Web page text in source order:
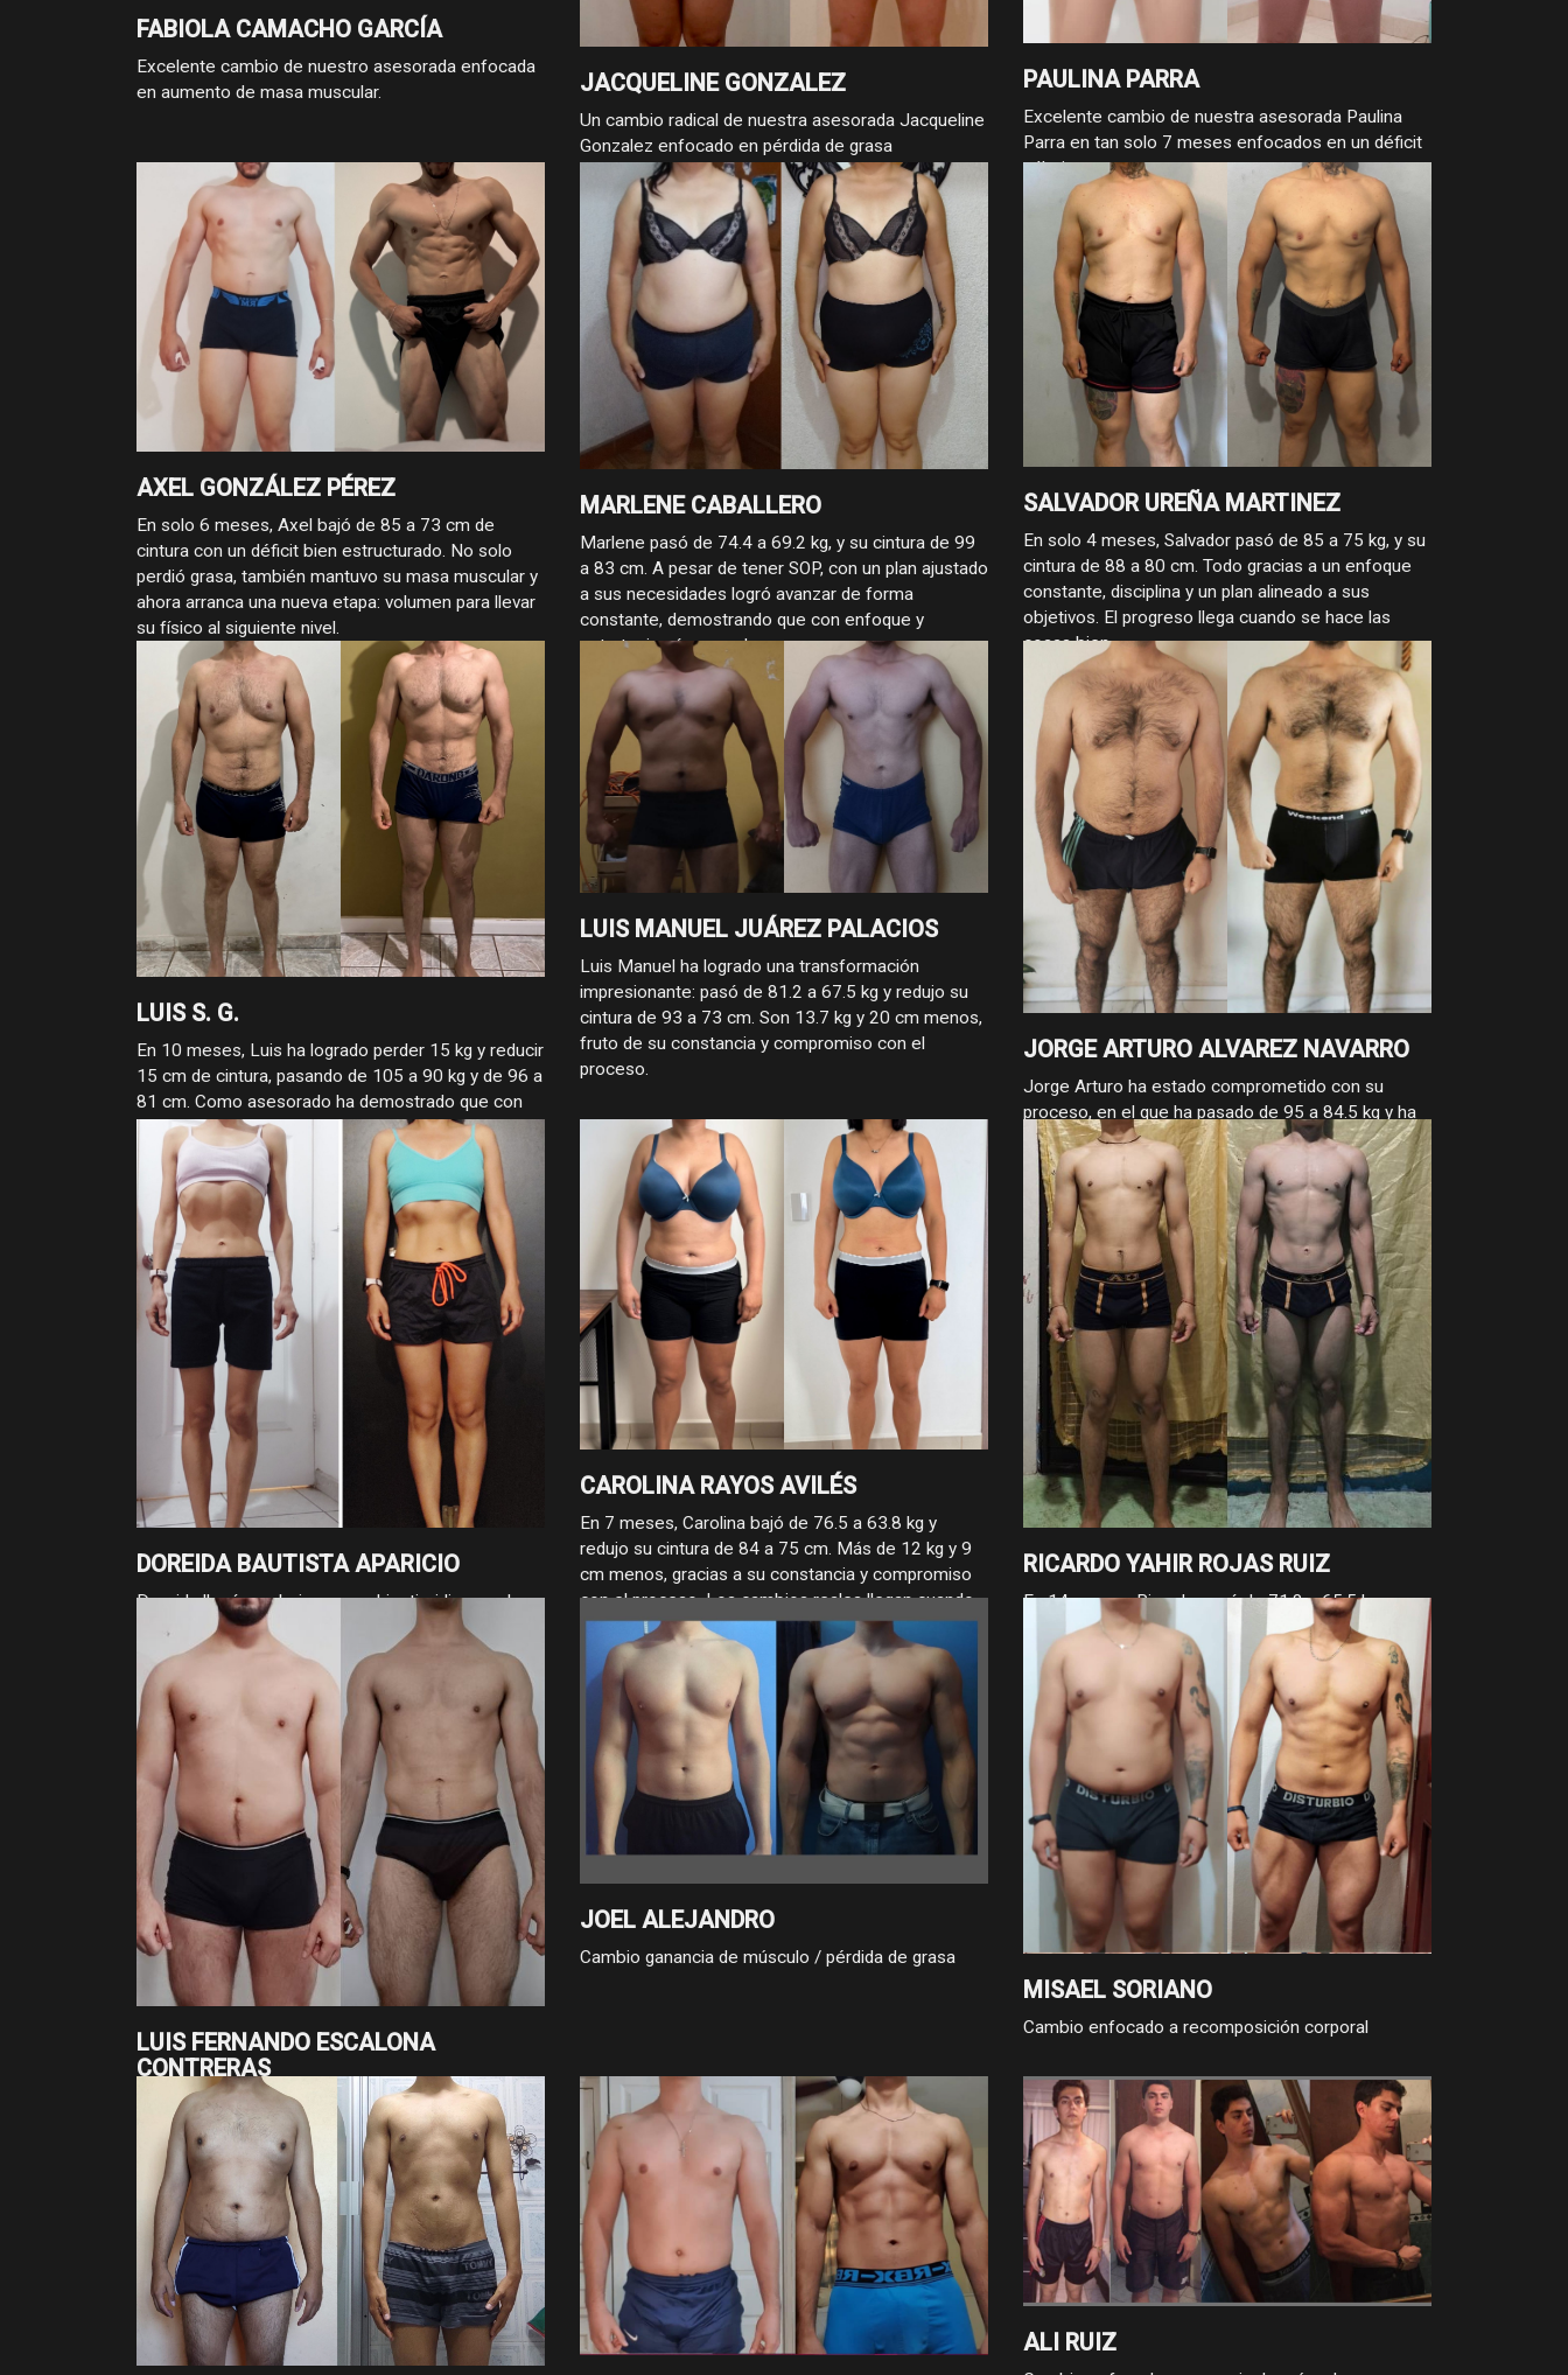
FABIOLA CAMACHO GARCÍA
Excelente cambio de nuestro asesorada enfocada
en aumento de masa muscular.
JACQUELINE GONZALEZ
Un cambio radical de nuestra asesorada Jacqueline
Gonzalez enfocado en pérdida de grasa
PAULINA PARRA
Excelente cambio de nuestra asesorada Paulina
Parra en tan solo 7 meses enfocados en un déficit
cálorico
AXEL GONZÁLEZ PÉREZ
En solo 6 meses, Axel bajó de 85 a 73 cm de
cintura con un déficit bien estructurado. No solo
perdió grasa, también mantuvo su masa muscular y
ahora arranca una nueva etapa: volumen para llevar
su físico al siguiente nivel.
MARLENE CABALLERO
Marlene pasó de 74.4 a 69.2 kg, y su cintura de 99
a 83 cm. A pesar de tener SOP, con un plan ajustado
a sus necesidades logró avanzar de forma
constante, demostrando que con enfoque y
estrategia, sí se puede progresar.
SALVADOR UREÑA MARTINEZ
En solo 4 meses, Salvador pasó de 85 a 75 kg, y su
cintura de 88 a 80 cm. Todo gracias a un enfoque
constante, disciplina y un plan alineado a sus
objetivos. El progreso llega cuando se hace las
cosas bien.
LUIS S. G.
En 10 meses, Luis ha logrado perder 15 kg y reducir
15 cm de cintura, pasando de 105 a 90 kg y de 96 a
81 cm. Como asesorado ha demostrado que con
constancia, estrategia y compromiso, los cambios
reales sí llegan.
LUIS MANUEL JUÁREZ PALACIOS
Luis Manuel ha logrado una transformación
impresionante: pasó de 81.2 a 67.5 kg y redujo su
cintura de 93 a 73 cm. Son 13.7 kg y 20 cm menos,
fruto de su constancia y compromiso con el
proceso.
JORGE ARTURO ALVAREZ NAVARRO
Jorge Arturo ha estado comprometido con su
proceso, en el que ha pasado de 95 a 84.5 kg y ha
reducido su cintura de 115 a 87 cm. Son 10.5 kg y
28 cm menos, resultado de su constancia a largo
plazo y su disciplina sostenida.
DOREIDA BAUTISTA APARICIO
Doreida llegó con bajo peso e hipotiroidismo, y hoy
suma 3 kg de masa y 4 cm de cintura gracias a
fases bien estructuradas. Un proceso guiado por la
paciencia, la constancia y el enfoque.
CAROLINA RAYOS AVILÉS
En 7 meses, Carolina bajó de 76.5 a 63.8 kg y
redujo su cintura de 84 a 75 cm. Más de 12 kg y 9
cm menos, gracias a su constancia y compromiso
con el proceso. Los cambios reales llegan cuando
se trabaja con enfoque.
RICARDO YAHIR ROJAS RUIZ
En 14 meses, Ricardo pasó de 71.8 a 65.5 kg y
redujo su cintura de 85 a 74 cm. Son más de 6 kg y
11 cm menos, resultado de su disciplina y
constancia a lo largo del proceso.
LUIS FERNANDO ESCALONA
CONTRERAS
En 20 meses, Luis Fernando bajó de 79.8 a 71.9 kg
y redujo su cintura de 99 a 78.5 cm. Son casi 8 kg y
más de 20 cm menos, logrados con constancia y
disciplina en su proceso.
JOEL ALEJANDRO
Cambio ganancia de músculo / pérdida de grasa
MISAEL SORIANO
Cambio enfocado a recomposición corporal
ALI RUIZ